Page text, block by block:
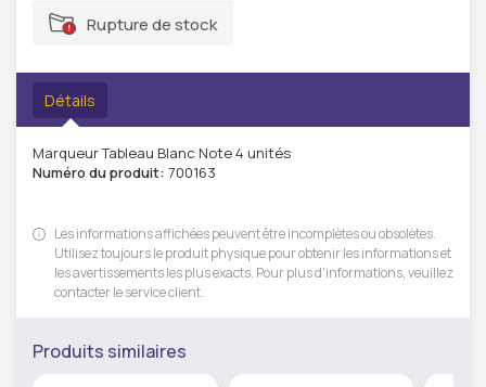
Rupture de stock
Détails
Marqueur Tableau Blanc Note 4 unités
Numéro du produit: 700163
Les informations affichées peuvent être incomplètes ou obsolètes.
Utilisez toujours le produit physique pour obtenir les informations et
les avertissements les plus exacts. Pour plus d'informations, veuillez
contacter le service client.
Produits similaires